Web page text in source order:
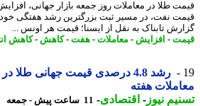
طلا در معاملات روز جمعه بازار جهانی، افزایش
نفت، در مسیر ثبت بزرگترین رشد هفتگی خود از
تابناک به نقل از ایسنا؛ قیمت هر اونس ...
-افزایش -معاملات-هفت-کاهش-کاهش
رشد 4.8 درصدی قیمت جهانی طلا در
هفته
نیوز-اقتصادی-
11 ساعت پیش - جمعه